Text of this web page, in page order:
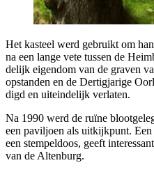
Het kas­teel werd gebruikt om
na een lan­ge vete tus­sen de
de­lijk eigen­dom van de gra­ven
op­stan­den en de Der­tig­ja­ri­ge
digd en uit­ein­de­lijk verlaten.
Na 1990 werd de ruï­ne
een pavil­joen als uit­kijk­punt.
een stem­pel­doos, geeft
van de Altenburg.